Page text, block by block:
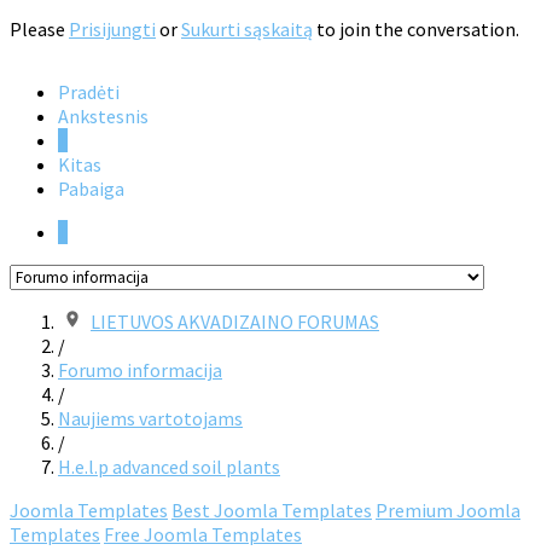
Please Prisijungti orSukurti sąskaitą to join the conversation.
Pradėti
Ankstesnis
Kitas
Pabaiga
LIETUVOS AKVADIZAINO FORUMAS
/
Forumo informacija
/
Naujiems vartotojams
/
H.e.l.p advanced soil plants
Joomla Templates Best Joomla Templates Premium Joomla
Templates Free Joomla Templates